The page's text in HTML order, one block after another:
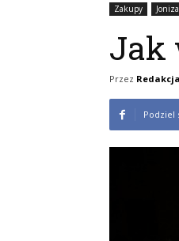
Zakupy
Jak
Przez Redakcja
Podziel